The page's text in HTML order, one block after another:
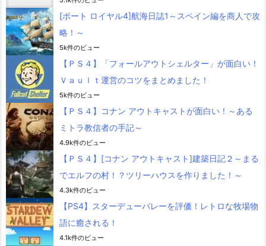
[ポート ロイヤル4]航海日誌1～スペイン編を商人で攻
略！～
5k件のビュー
【ＰＳ４】「フォールアウトシェルター」が面白い！
Ｖａｕｌｔ運営のコツをまとめました！
5k件のビュー
【ＰＳ４】コナン アウトキャストが面白い！～ある
ミトラ教信者の手記～
4.9k件のビュー
【ＰＳ４】[コナン アウトキャスト]建築日記２～まる
でエルフの村！？ツリーハウスを作りました！～
4.3k件のビュー
【PS4】スターデューバレーを評価！レトロな牧場物
語に癒される！
4.1k件のビュー